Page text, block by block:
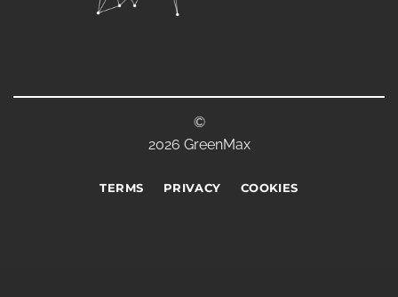
©
2026 GreenMax
TERMS PRIVACY COOKIES